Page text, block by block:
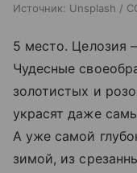
Источник: Unsplash /
5 место. Целозия
Чудесные
золотистых и
украсят даже
А уже самой
зимой, из